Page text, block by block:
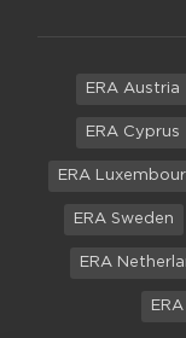
ERA Austria
ERA Cyprus
ERA
ERA Sweden
ERA